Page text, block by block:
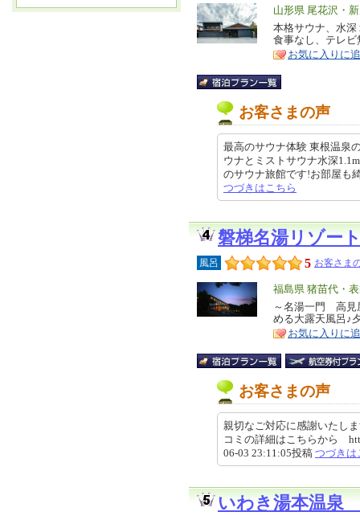
エ
リ
ア
山形県 尾花沢・
特
徴
本格サウナ、水
食事なし、テレ
お気に入りに
お客さまの声
最高のサウナ体験 東根温泉
ウナとミストサウナ水深
のサウナ旅館です!お部屋も
つづきはこちら
磐梯名湯リゾー
風呂 5 お客さま
エ
リ
ア
福島県 猪苗代・
特
徴
～名湯一門 高見
める大露天風呂♪
お気に入りに
お客さまの声
親切なご対応に感謝いたし
コミの詳細はこちらから
06-03 23:11:05投稿 つづきは
いわき湯本温泉